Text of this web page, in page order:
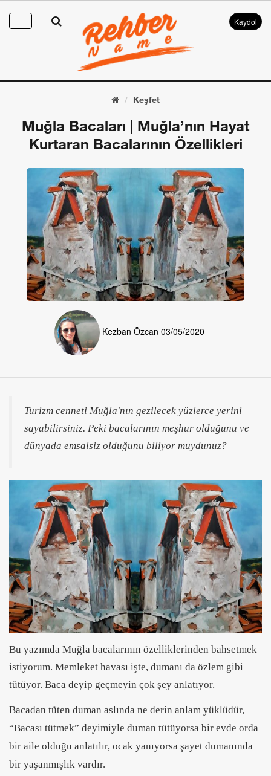
Toggle
Kaydol
Keşfet
Muğla Bacaları | Muğla’nın Hayat
Kurtaran Bacalarının Özellikleri
Kezban Özcan 03/05/2020
Turizm cenneti Muğla'nın gezilecek yüzlerce yerini
sayabilirsiniz. Peki bacalarının meşhur olduğunu ve
dünyada emsalsiz olduğunu biliyor muydunuz?
Bu yazımda Muğla bacalarının özelliklerinden bahsetmek
istiyorum. Memleket havası işte, dumanı da özlem gibi
tütüyor. Baca deyip geçmeyin çok şey anlatıyor.
Bacadan tüten duman aslında ne derin anlam yüklüdür,
“Bacası tütmek” deyimiyle duman tütüyorsa bir evde orda
bir aile olduğu anlatılır, ocak yanıyorsa şayet dumanında
bir yaşanmışlık vardır.